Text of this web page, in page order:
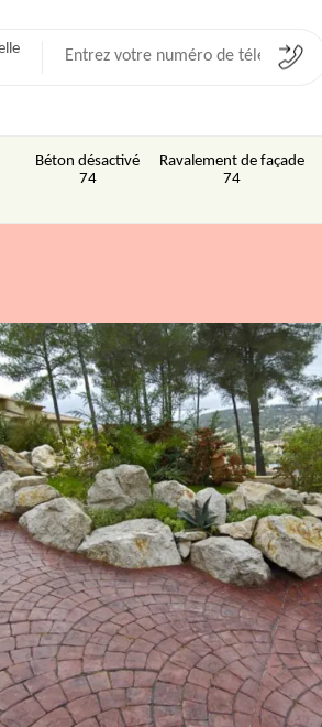
Béton désactivé
74
Ravalement de façade
74